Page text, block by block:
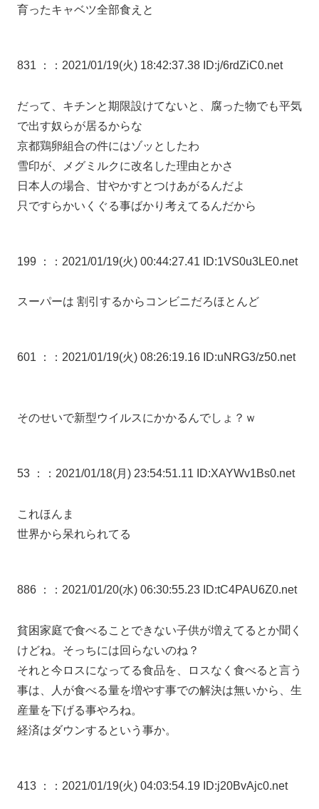
育ったキャベツ全部食えと
831 ： ：2021/01/19(火) 18:42:37.38 ID:j/6rdZiC0.net
だって、キチンと期限設けてないと、腐った物でも平気
で出す奴らが居るからな
京都鶏卵組合の件にはゾッとしたわ
雪印が、メグミルクに改名した理由とかさ
日本人の場合、甘やかすとつけあがるんだよ
只ですらかいくぐる事ばかり考えてるんだから
199 ： ：2021/01/19(火) 00:44:27.41 ID:1VS0u3LE0.net
スーパーは 割引するからコンビニだろほとんど
601 ： ：2021/01/19(火) 08:26:19.16 ID:uNRG3/z50.net
そのせいで新型ウイルスにかかるんでしょ？ｗ
53 ： ：2021/01/18(月) 23:54:51.11 ID:XAYWv1Bs0.net
これほんま
世界から呆れられてる
886 ： ：2021/01/20(水) 06:30:55.23 ID:tC4PAU6Z0.net
貧困家庭で食べることできない子供が増えてるとか聞く
けどね。そっちには回らないのね？
それと今ロスになってる食品を、ロスなく食べると言う
事は、人が食べる量を増やす事での解決は無いから、生
産量を下げる事やろね。
経済はダウンするという事か。
413 ： ：2021/01/19(火) 04:03:54.19 ID:j20BvAjc0.net